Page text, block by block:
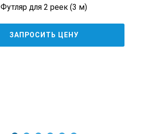
Футляр для 2 реек (3 м)
ЗАПРОСИТЬ ЦЕНУ